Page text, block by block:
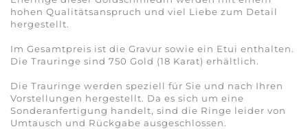
hohen Qualitätsanspruch und viel Liebe zum Detail
hergestellt.
Im Gesamtpreis ist die Gravur sowie ein Etui enthalten.
Die Trauringe sind 750 Gold (18 Karat) erhältlich.
Die Trauringe werden speziell für Sie und nach Ihren
Vorstellungen hergestellt. Da es sich um eine
Sonderanfertigung handelt, sind die Ringe leider von
Umtausch und Rückgabe ausgeschlossen.